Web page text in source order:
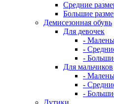
Средние
Большие
Демисезонная обувь
Для девочек
-
-
-
Для мальчиков
-
-
-
Дутики